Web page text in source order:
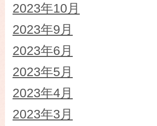
2023年10月
2023年9月
2023年6月
2023年5月
2023年4月
2023年3月